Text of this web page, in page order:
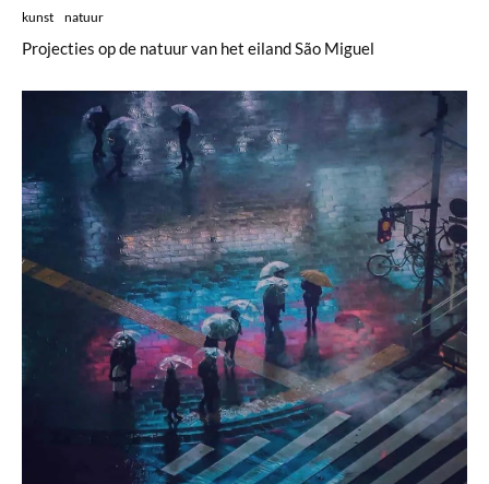
kunst natuur
Projecties op de natuur van het eiland São Miguel